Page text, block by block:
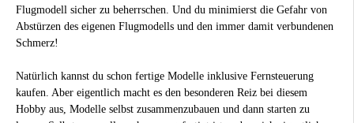
Flugmodell sicher zu beherrschen. Und du minimierst die Gefahr von
Abstürzen des eigenen Flugmodells und den immer damit verbundenen
Schmerz!
Natürlich kannst du schon fertige Modelle inklusive Fernsteuerung
kaufen. Aber eigentlich macht es den besonderen Reiz bei diesem
Hobby aus, Modelle selbst zusammenzubauen und dann starten zu